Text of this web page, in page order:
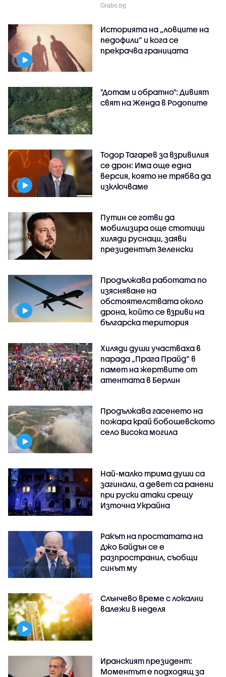
Grabo.bg
Историята на „ловците на
педофили” и кога се
прекрачва границата
"Дотам и обратно": Дивият
свят на Женда в Родопите
Тодор Тагарев за взривилия
се дрон: Има още една
версия, която не трябва да
изключваме
Путин се готви да
мобилизира още стотици
хиляди руснаци, заяви
президентът Зеленски
Продължава работата по
изясняване на
обстоятелствата около
дрона, който се взриви на
българска територия
Хиляди души участваха в
парада „Прага Прайд“ в
памет на жертвите от
атентата в Берлин
Продължава гасенето на
пожара край бобошевското
село Висока могила
Най-малко трима души са
загинали, а девет са ранени
при руски атаки срещу
Източна Украйна
Ракът на простатата на
Джо Байдън се е
разпространил, съобщи
синът му
Слънчево време с локални
валежи в неделя
Иранският президент:
Моментът е подходящ за